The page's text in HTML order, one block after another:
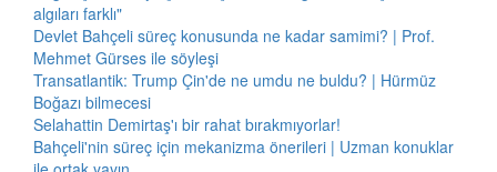
algıları farklı"
Devlet Bahçeli süreç konusunda ne kadar samimi? | Prof.
Mehmet Gürses ile söyleşi
Transatlantik: Trump Çin'de ne umdu ne buldu? | Hürmüz
Boğazı bilmecesi
Selahattin Demirtaş'ı bir rahat bırakmıyorlar!
Bahçeli'nin süreç için mekanizma önerileri | Uzman konuklar